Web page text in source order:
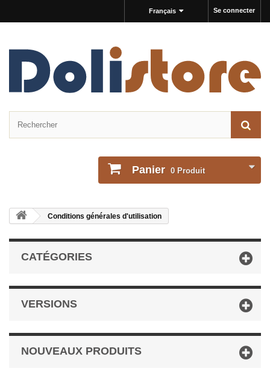
Se connecter
Français
Panier 0 Produit
Conditions générales d'utilisation
CATÉGORIES
VERSIONS
NOUVEAUX PRODUITS